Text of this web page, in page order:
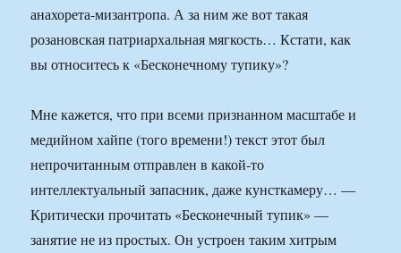
анахорета-мизантропа. А за ним же вот такая
розановская патриархальная мягкость… Кстати, как
вы относитесь к «Бесконечному тупику»?
Мне кажется, что при всеми признанном масштабе и
медийном хайпе (того времени!) текст этот был
непрочитанным отправлен в какой-то
интеллектуальный запасник, даже кунсткамеру… —
Критически прочитать «Бесконечный тупик» —
занятие не из простых. Он устроен таким хитрым